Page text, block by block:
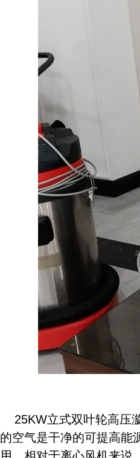
25KW立式双叶轮高压
的空气是干净的可提高能